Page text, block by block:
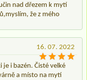
nad dřezem k mytí
že z mého
16. 07. 2022
i bazén. Čisté velké
a místo na mytí